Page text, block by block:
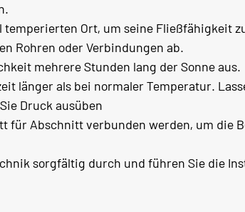
Ort, um seine Fließfähigkeit
Rohren oder Verbindungen ab.
mehrere Stunden lang der Sonne aus.
länger als bei normaler Temperatur.
Druck ausüben
für Abschnitt verbunden werden, um die
sorgfältig durch und führen Sie die